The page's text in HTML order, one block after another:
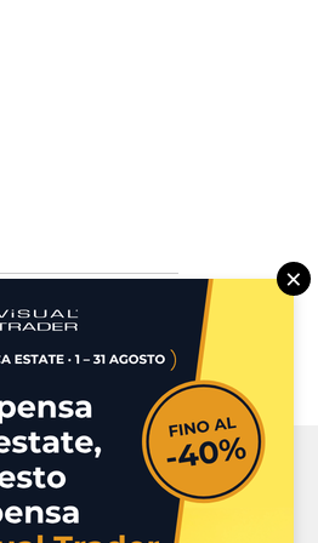
per noi
e molto utili! »
×